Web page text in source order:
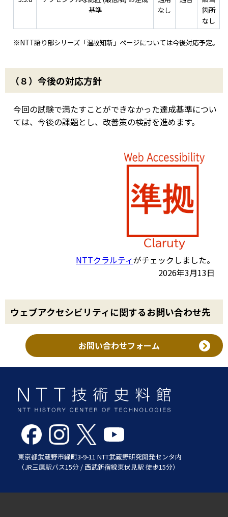
基準
なし
箇所
なし
※NTT語り部シリーズ「温故知新」ページについては今後対応予定。
（８）今後の対応方針
今回の試験で満たすことができなかった達成基準につい
ては、今後の課題とし、改善策の検討を進めます。
NTTクラルティがチェックしました。
2026年3月13日
ウェブアクセシビリティに関するお問い合わせ先
お問い合わせフォーム
東京都武蔵野市緑町3-9-11 NTT武蔵野研究開発センタ内
（JR三鷹駅バス15分 / 西武新宿線東伏見駅 徒歩15分）